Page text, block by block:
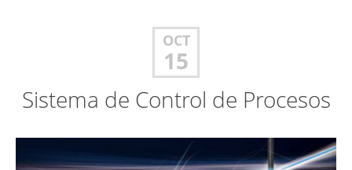
OCT
15
Sistema de Control de Procesos